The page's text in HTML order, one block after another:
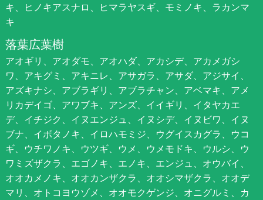
キ、ヒノキアスナロ、ヒマラヤスギ、モミノキ、ラカンマ
キ
落葉広葉樹
アオギリ、アオダモ、アオハダ、アカシデ、アカメガシ
ワ、アキグミ、アキニレ、アサガラ、アサダ、アジサイ、
アズキナシ、アブラギリ、アブラチャン、アベマキ、アメ
リカデイゴ、アワブキ、アンズ、イイギリ、イタヤカエ
デ、イチジク、イヌエンジュ、イヌシデ、イヌビワ、イヌ
ブナ、イボタノキ、イロハモミジ、ウグイスカグラ、ウコ
ギ、ウチワノキ、ウツギ、ウメ、ウメモドキ、ウルシ、ウ
ワミズザクラ、エゴノキ、エノキ、エンジュ、オウバイ、
オオカメノキ、オオカンザクラ、オオシマザクラ、オオデ
マリ、オトコヨウゾメ、オオモクゲンジ、オニグルミ、カ